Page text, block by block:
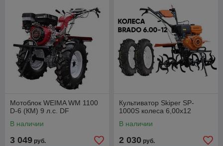
Мотоблок WEIMA WM 1100
D-6 (КМ) 9 л.с. DF
В наличии
3 049 руб.
Культиватор Skiper SP-
1000S колеса 6,00х12
В наличии
2 030 руб.